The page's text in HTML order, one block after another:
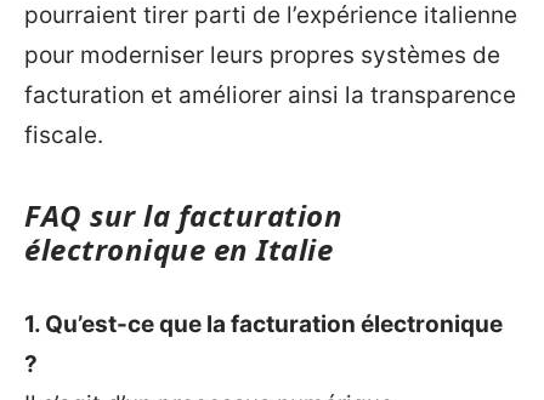
pourraient tirer parti de l’expérience italienne
pour moderniser leurs propres systèmes de
facturation et améliorer ainsi la transparence
fiscale.
FAQ sur la facturation
électronique en Italie
1. Qu’est-ce que la facturation électronique
?